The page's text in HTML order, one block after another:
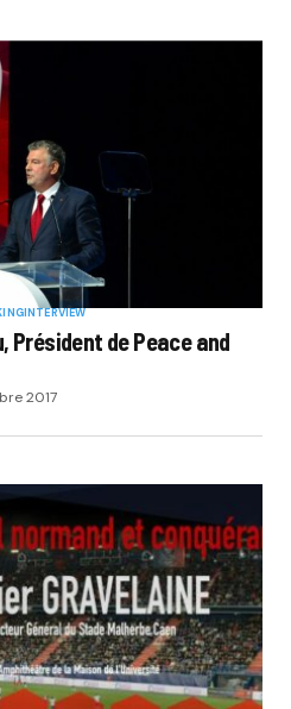
INTERVIEW
Président de Peace and
2017